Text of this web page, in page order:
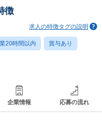
徴
求人の特徴タグの説明
20時間以内 賞与あり
企業情報 応募の流れ